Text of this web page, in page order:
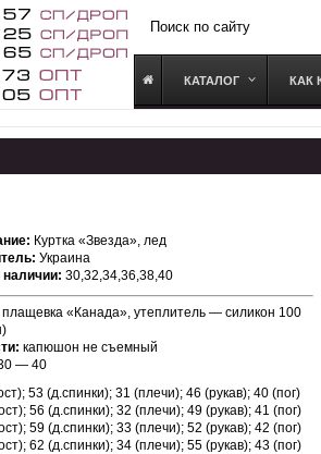
КАТАЛОГ КАК
Куртка «Звезда», лед
Украина
30,32,34,36,38,40
плащевка «Канада», утеплитель — силикон 100
капюшон не съемный
— 40
53 (д.спинки); 31 (плечи); 46 (рукав); 40 (пог)
56 (д.спинки); 32 (плечи); 49 (рукав); 41 (пог)
59 (д.спинки); 33 (плечи); 52 (рукав); 42 (пог)
62 (д.спинки); 34 (плечи); 55 (рукав); 43 (пог)